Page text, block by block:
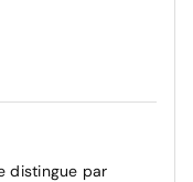
distingue par